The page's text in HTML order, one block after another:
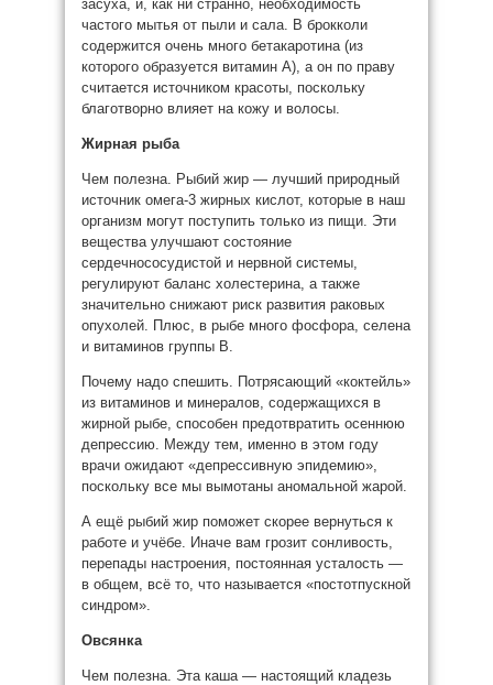
засуха, и, как ни странно, необходимость
частого мытья от пыли и сала. В брокколи
содержится очень много бетакаротина (из
которого образуется витамин А), а он по праву
считается источником красоты, поскольку
благотворно влияет на кожу и волосы.
Жирная рыба
Чем полезна. Рыбий жир — лучший природный
источник омега-3 жирных кислот, которые в наш
организм могут поступить только из пищи. Эти
вещества улучшают состояние
сердечнососудистой и нервной системы,
регулируют баланс холестерина, а также
значительно снижают риск развития раковых
опухолей. Плюс, в рыбе много фосфора, селена
и витаминов группы В.
Почему надо спешить. Потрясающий «коктейль»
из витаминов и минералов, содержащихся в
жирной рыбе, способен предотвратить осеннюю
депрессию. Между тем, именно в этом году
врачи ожидают «депрессивную эпидемию»,
поскольку все мы вымотаны аномальной жарой.
А ещё рыбий жир поможет скорее вернуться к
работе и учёбе. Иначе вам грозит сонливость,
перепады настроения, постоянная усталость —
в общем, всё то, что называется «постотпускной
синдром».
Овсянка
Чем полезна. Эта каша — настоящий кладезь